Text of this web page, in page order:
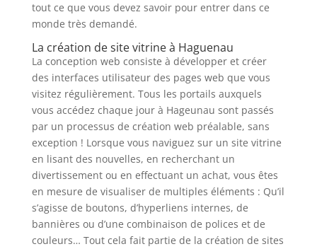
tout ce que vous devez savoir pour entrer dans ce
monde très demandé.
La création de site vitrine à Haguenau
La conception web consiste à développer et créer
des interfaces utilisateur des pages web que vous
visitez régulièrement. Tous les portails auxquels
vous accédez chaque jour à Hageunau sont passés
par un processus de création web préalable, sans
exception ! Lorsque vous naviguez sur un site vitrine
en lisant des nouvelles, en recherchant un
divertissement ou en effectuant un achat, vous êtes
en mesure de visualiser de multiples éléments : Qu’il
s’agisse de boutons, d’hyperliens internes, de
bannières ou d’une combinaison de polices et de
couleurs… Tout cela fait partie de la création de sites